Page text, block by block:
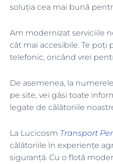
soluția cea mai bună
Am modernizat serviciile
cât mai accesibile. Te poți
telefonic, oricând vrei
De asemenea, la
pe site, vei găsi toate
legate de călătoriile
La Lucicosm Transport
călătoriile în experiențe
siguranță. Cu o flotă